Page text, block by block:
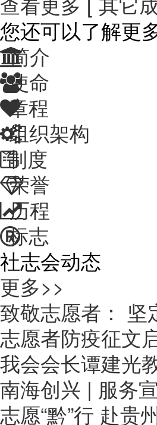
您还可以了解更
简介
使命
章程
组织架构
制度
荣誉
历程
标志
社志会动态
更多>>
致敬志愿者： 坚
志愿者防疫征文
我会会长谭建光
南海创兴 | 服务
志愿“黔”行 赴贵